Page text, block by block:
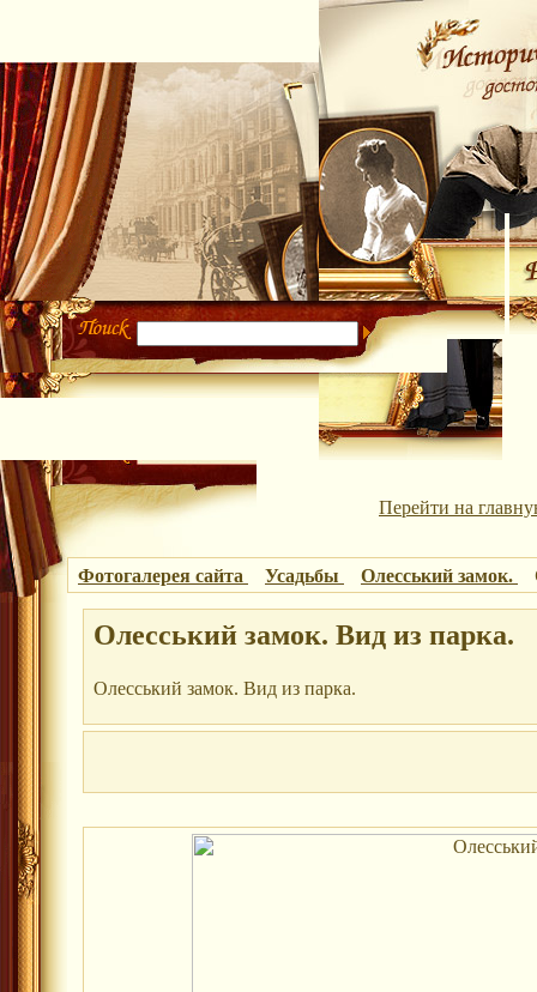
Перейти на
Фотогалерея сайта Усадьбы Олесський замок.
Олесський замок. Вид из парка.
Олесський замок. Вид из парка.